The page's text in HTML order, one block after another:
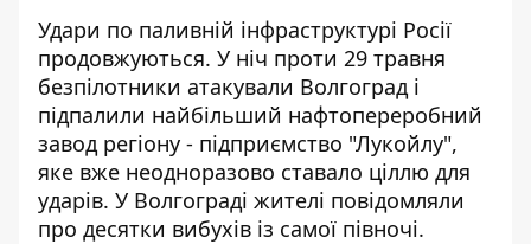
Удари по паливній інфраструктурі Росії
продовжуються. У ніч проти 29 травня
безпілотники атакували Волгоград і
підпалили найбільший нафтопереробний
завод регіону - підприємство "Лукойлу",
яке вже неодноразово ставало ціллю для
ударів. У Волгограді жителі повідомляли
про десятки вибухів із самої півночі.